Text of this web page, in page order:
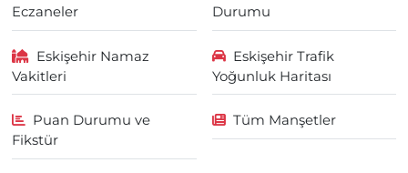
Eczaneler
Durumu
Eskişehir Namaz
Vakitleri
Eskişehir Trafik
Yoğunluk Haritası
Puan Durumu ve
Fikstür
Tüm Manşetler